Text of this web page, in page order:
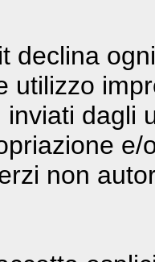
declina
utilizzo
inviati dagli
non